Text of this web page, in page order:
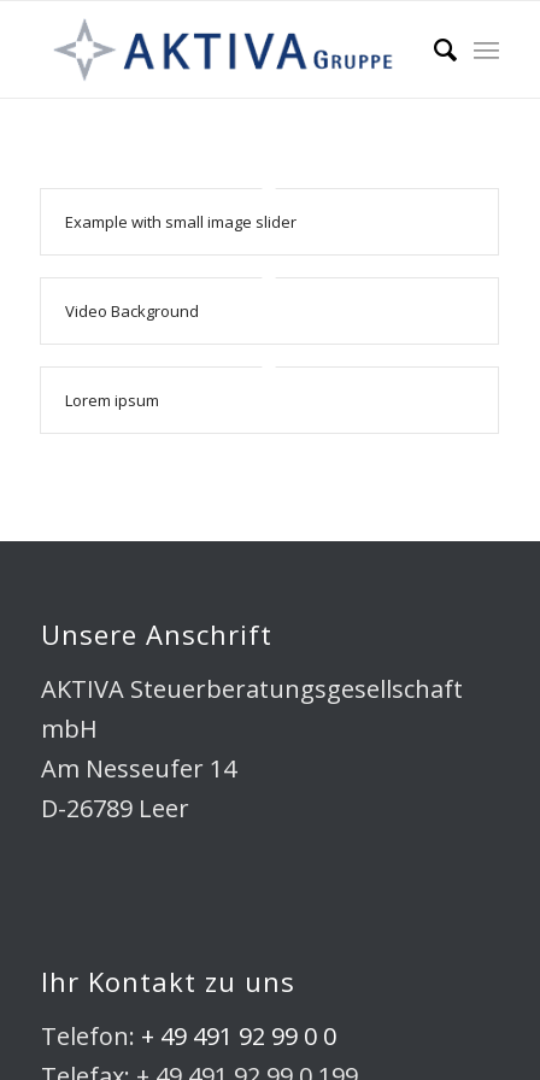
Example with small image slider
Video Background
Lorem ipsum
Unsere Anschrift
AKTIVA Steuerberatungsgesellschaft
mbH
Am Nesseufer 14
D-26789 Leer
Ihr Kontakt zu uns
Telefon: + 49 491 92 99 0 0